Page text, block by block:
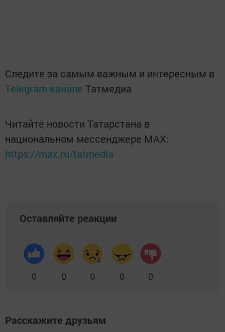
Следите за самым важным и интересным в
Telegram-канале Татмедиа
Читайте новости Татарстана в
национальном мессенджере MАХ:
https://max.ru/tatmedia
Оставляйте реакции
0 0 0 0 0
Расскажите друзьям